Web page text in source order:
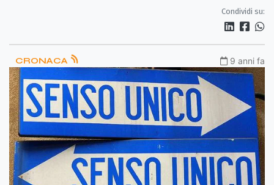
Condividi su:
CRONACA 9 anni fa